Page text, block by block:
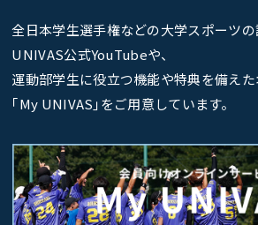
全日本学生選手権などの大学スポーツ
UNIVAS公式YouTubeや、
運動部学生に役立つ機能や特典を備え
｢My UNIVAS｣をご用意しています。